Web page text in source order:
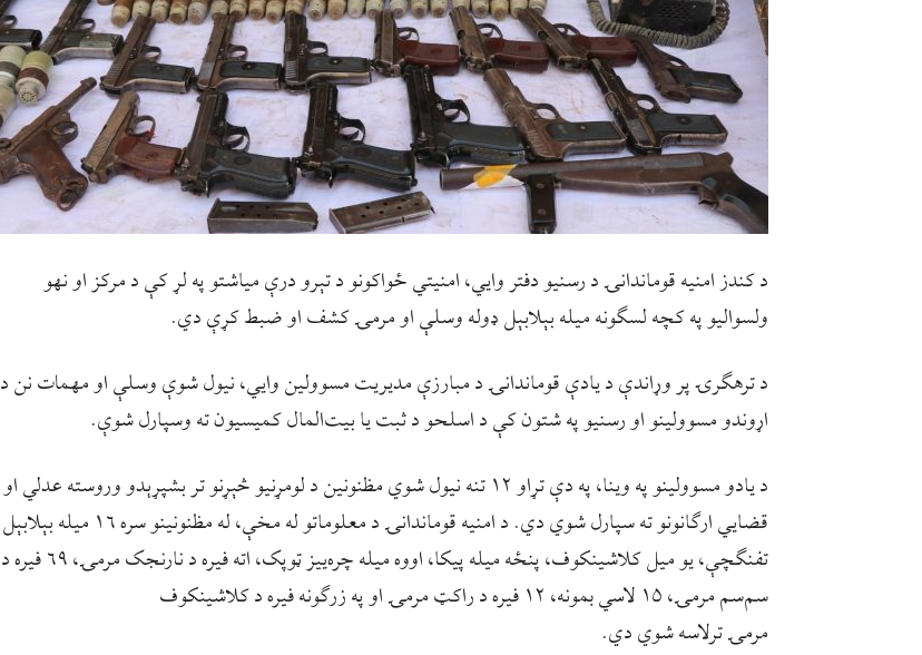
د کندز امنیه قوماندانۍ د رسنيو دفتر وايي، امنيتي ځواکونو د تېرو درې میاشتو په لړ کې د مرکز او نهو
ولسوالیو په کچه لسګونه میله بېلابېل ډوله وسلې او مرمۍ کشف او ضبط کړې دي.
د ترهګرۍ پر وړاندې د يادې قوماندانۍ د مبارزې مدیریت مسوولین وايي، نیول شوې وسلې او مهمات نن د
اړوندو مسوولینو او رسنیو په شتون کې د اسلحو د ثبت یا بیت‌المال کمیسیون ته وسپارل شوې.
د يادو مسوولينو په وينا، په دې تړاو ۱۲ تنه نيول شوي مظنونین د لومړنیو څېړنو تر بشپړېدو وروسته عدلي او
قضایي ارګانونو ته سپارل شوي دي. د امنیه قوماندانۍ د معلوماتو له مخې، له مظنونینو سره ۱۶ میله بېلابېل
تفنګچې، یو میل کلاشینکوف، پنځه میله پیکا، اووه میله چره‌ییز ټوپک، اته فیره د نارنجک مرمۍ، ۶۹ فیره د
سم‌سم مرمۍ، ۱۵ لاسي بمونه، ۱۲ فیره د راکټ مرمۍ او په زرګونه فیره د کلاشینکوف
مرمۍ ترلاسه شوي دي.